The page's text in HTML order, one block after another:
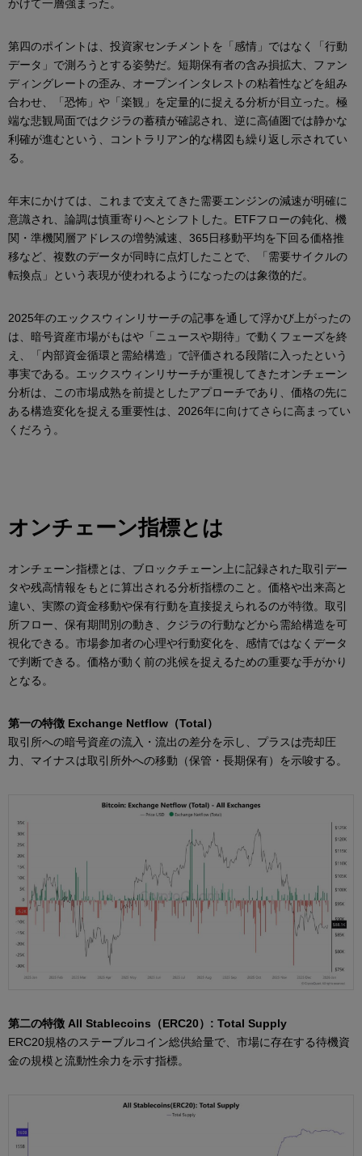
かけて一層強まった。
第四のポイントは、投資家センチメントを「感情」ではなく「行動
データ」で測ろうとする姿勢だ。短期保有者の含み損拡大、ファン
ディングレートの歪み、オープンインタレストの粘着性などを組み
合わせ、「恐怖」や「楽観」を定量的に捉える分析が目立った。極
端な悲観局面ではクジラの蓄積が確認され、逆に高値圏では静かな
利確が進むという、コントラリアン的な構図も繰り返し示されてい
る。
年末にかけては、これまで支えてきた需要エンジンの減速が明確に
意識され、論調は慎重寄りへとシフトした。ETFフローの鈍化、機
関・準機関層アドレスの増勢減速、365日移動平均を下回る価格推
移など、複数のデータが同時に点灯したことで、「需要サイクルの
転換点」という表現が使われるようになったのは象徴的だ。
2025年のエックスウィンリサーチの記事を通して浮かび上がったの
は、暗号資産市場がもはや「ニュースや期待」で動くフェーズを終
え、「内部資金循環と需給構造」で評価される段階に入ったという
事実である。エックスウィンリサーチが重視してきたオンチェーン
分析は、この市場成熟を前提としたアプローチであり、価格の先に
ある構造変化を捉える重要性は、2026年に向けてさらに高まってい
くだろう。
オンチェーン指標とは
オンチェーン指標とは、ブロックチェーン上に記録された取引デー
タや残高情報をもとに算出される分析指標のこと。価格や出来高と
違い、実際の資金移動や保有行動を直接捉えられるのが特徴。取引
所フロー、保有期間別の動き、クジラの行動などから需給構造を可
視化できる。市場参加者の心理や行動変化を、感情ではなくデータ
で判断できる。価格が動く前の兆候を捉えるための重要な手がかり
となる。
第一の特徴 Exchange Netflow（Total）
取引所への暗号資産の流入・流出の差分を示し、プラスは売却圧
力、マイナスは取引所外への移動（保管・長期保有）を示唆する。
第二の特徴 All Stablecoins（ERC20）: Total Supply
ERC20規格のステーブルコイン総供給量で、市場に存在する待機資
金の規模と流動性余力を示す指標。